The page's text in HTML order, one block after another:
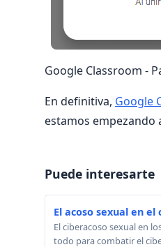
Google Classroom -
En definitiva, Google
estamos empezando
Puede interesarte
El acoso sexual en
El ciberacoso sexual en
todo para combatir el